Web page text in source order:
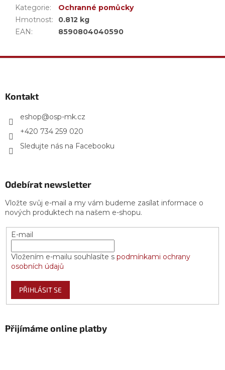
Kategorie:
Ochranné pomůcky
Hmotnost:
0.812 kg
EAN: 8590804040590
Kontakt
eshop@osp-mk.cz
+420 734 259 020
Sledujte nás na Facebooku
Odebírat newsletter
Vložte svůj e-mail a my vám budeme zasílat informace o
nových produktech na našem e-shopu.
E-mail
Vložením e-mailu souhlasíte s podmínkami ochrany
osobních údajů
PŘIHLÁSIT SE
Přijímáme online platby